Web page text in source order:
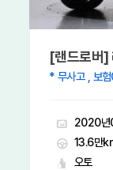
[랜드로버]
* 무사고 , 보
2020년
13.6만
오토